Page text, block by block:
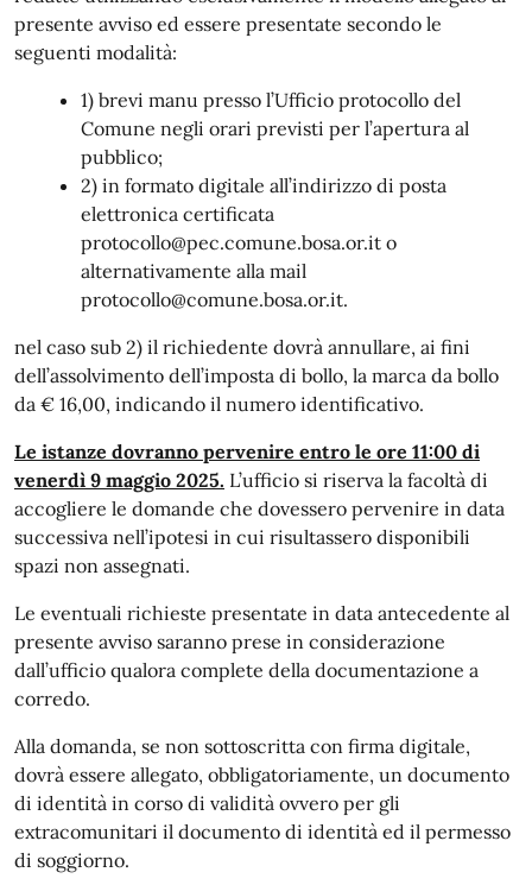
presente avviso ed essere presentate secondo le
seguenti modalità:
1) brevi manu presso l’Ufficio protocollo del
Comune negli orari previsti per l’apertura al
pubblico;
2) in formato digitale all’indirizzo di posta
elettronica certificata
protocollo@pec.comune.bosa.or.it o
alternativamente alla mail
protocollo@comune.bosa.or.it.
nel caso sub 2) il richiedente dovrà annullare, ai fini
dell’assolvimento dell’imposta di bollo, la marca da bollo
da € 16,00, indicando il numero identificativo.
Le istanze dovranno pervenire entro le ore 11:00 di
venerdì 9 maggio 2025. L’ufficio si riserva la facoltà di
accogliere le domande che dovessero pervenire in data
successiva nell’ipotesi in cui risultassero disponibili
spazi non assegnati.
Le eventuali richieste presentate in data antecedente al
presente avviso saranno prese in considerazione
dall’ufficio qualora complete della documentazione a
corredo.
Alla domanda, se non sottoscritta con firma digitale,
dovrà essere allegato, obbligatoriamente, un documento
di identità in corso di validità ovvero per gli
extracomunitari il documento di identità ed il permesso
di soggiorno.